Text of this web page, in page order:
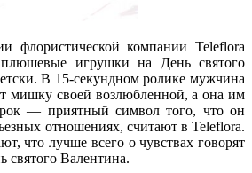
флористической компании Teleflora
игрушки на День святого
В 15-секундном ролике мужчина
мишку своей возлюбленной, а она им
— приятный символ того, что он
отношениях, считают в Teleflora.
что лучше всего о чувствах говорят
святого Валентина.